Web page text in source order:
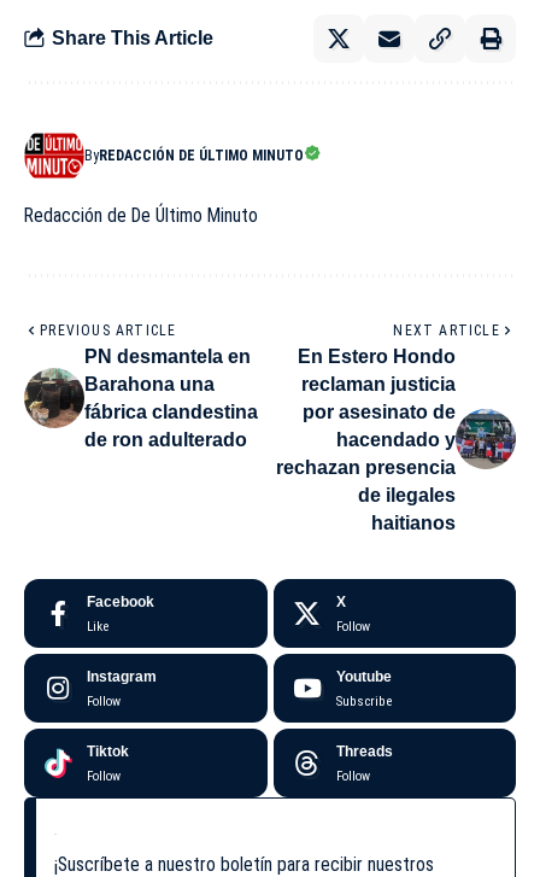
Share This Article
ByREDACCIÓN DE ÚLTIMO MINUTO
Redacción de De Último Minuto
PREVIOUS ARTICLE
PN desmantela en
Barahona una
fábrica clandestina
de ron adulterado
NEXT ARTICLE
En Estero Hondo
reclaman justicia
por asesinato de
hacendado y
rechazan presencia
de ilegales
haitianos
Facebook
Like
X
Follow
Instagram
Follow
Youtube
Subscribe
Tiktok
Follow
Threads
Follow
¡Suscríbete a nuestro boletín para recibir nuestros